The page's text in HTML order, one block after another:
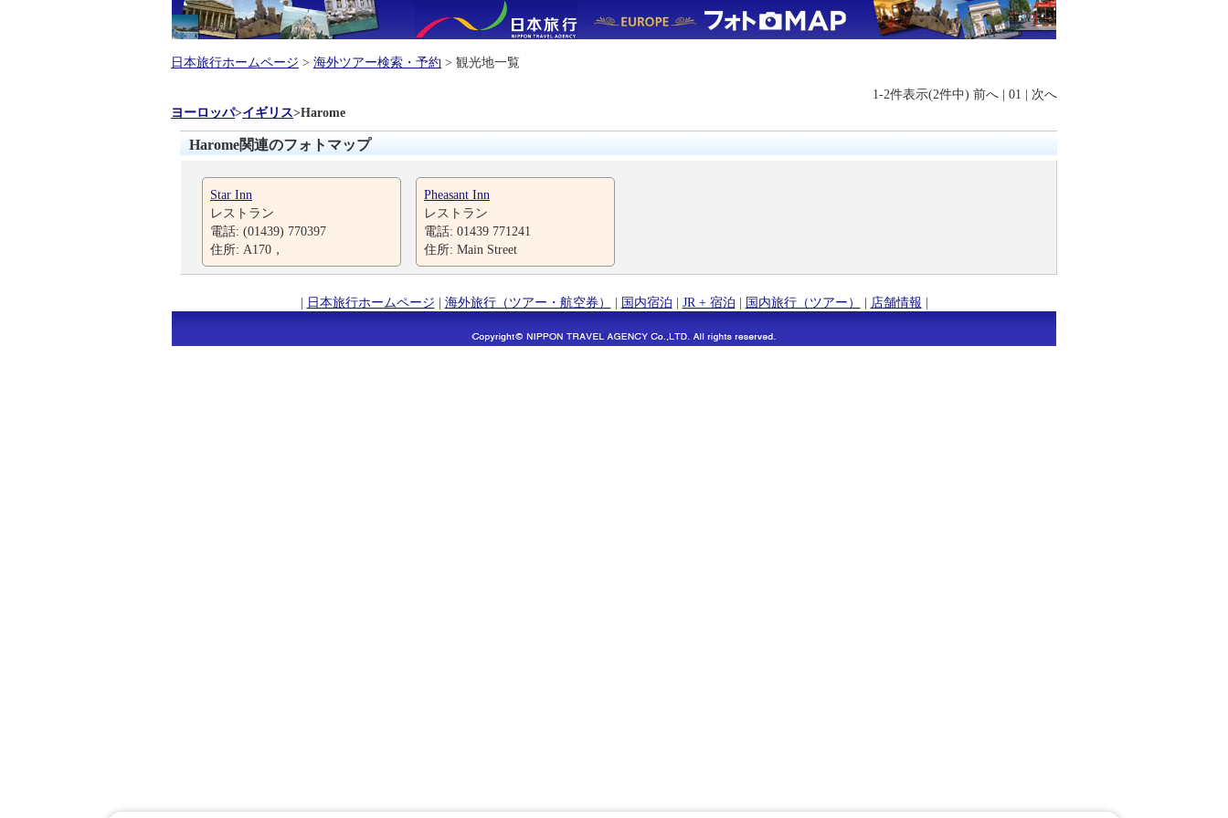
日本旅行ホームページ > 海外ツアー検索・予約 > 観光地一覧
1-2件表示(2件中) 前へ | 01 | 次へ
ヨーロッパ>イギリス>Harome
Harome関連のフォトマップ
Star Inn
レストラン
電話: (01439) 770397
住所: A170，
Pheasant Inn
レストラン
電話: 01439 771241
住所: Main Street
| 日本旅行ホームページ | 海外旅行（ツアー・航空券） | 国内宿泊 | JR + 宿泊 | 国内旅行（ツアー） | 店舗情報 |